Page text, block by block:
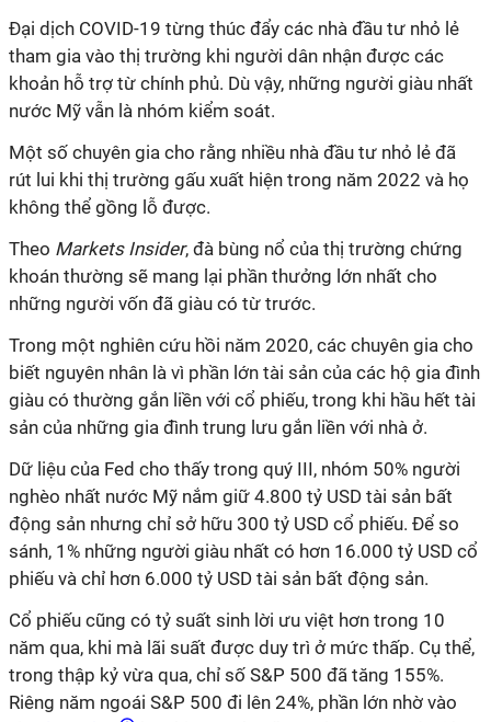
Đại dịch COVID-19 từng thúc đẩy các nhà đầu tư nhỏ lẻ
tham gia vào thị trường khi người dân nhận được các
khoản hỗ trợ từ chính phủ. Dù vậy, những người giàu nhất
nước Mỹ vẫn là nhóm kiểm soát.
Một số chuyên gia cho rằng nhiều nhà đầu tư nhỏ lẻ đã
rút lui khi thị trường gấu xuất hiện trong năm 2022 và họ
không thể gồng lỗ được.
Theo Markets Insider, đà bùng nổ của thị trường chứng
khoán thường sẽ mang lại phần thưởng lớn nhất cho
những người vốn đã giàu có từ trước.
Trong một nghiên cứu hồi năm 2020, các chuyên gia cho
biết nguyên nhân là vì phần lớn tài sản của các hộ gia đình
giàu có thường gắn liền với cổ phiếu, trong khi hầu hết tài
sản của những gia đình trung lưu gắn liền với nhà ở.
Dữ liệu của Fed cho thấy trong quý III, nhóm 50% người
nghèo nhất nước Mỹ nắm giữ 4.800 tỷ USD tài sản bất
động sản nhưng chỉ sở hữu 300 tỷ USD cổ phiếu. Để so
sánh, 1% những người giàu nhất có hơn 16.000 tỷ USD cổ
phiếu và chỉ hơn 6.000 tỷ USD tài sản bất động sản.
Cổ phiếu cũng có tỷ suất sinh lời ưu việt hơn trong 10
năm qua, khi mà lãi suất được duy trì ở mức thấp. Cụ thể,
trong thập kỷ vừa qua, chỉ số S&P 500 đã tăng 155%.
Riêng năm ngoái S&P 500 đi lên 24%, phần lớn nhờ vào